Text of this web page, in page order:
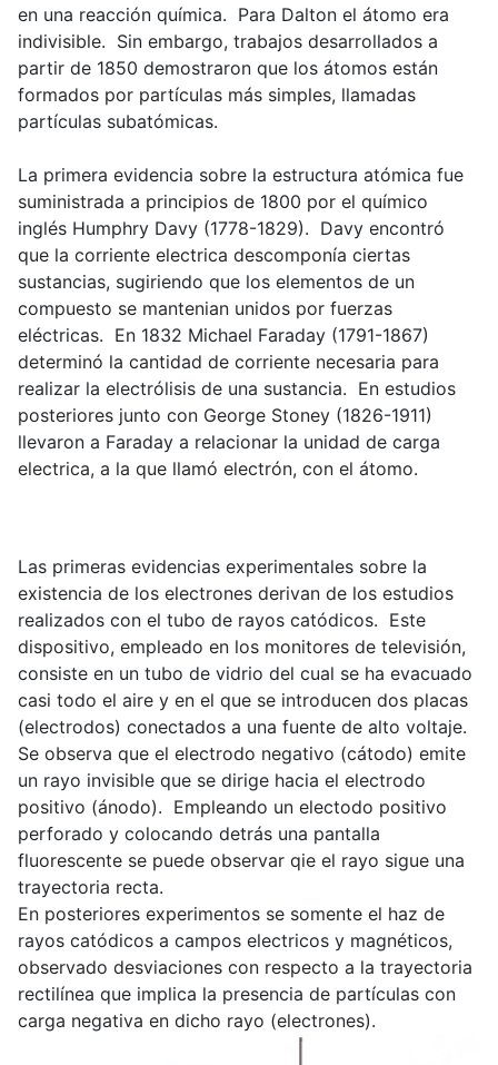
en una reacción química. Para Dalton el átomo era
indivisible. Sin embargo, trabajos desarrollados a
partir de 1850 demostraron que los átomos están
formados por partículas más simples, llamadas
partículas subatómicas.
La primera evidencia sobre la estructura atómica fue
suministrada a principios de 1800 por el químico
inglés Humphry Davy (1778-1829). Davy encontró
que la corriente electrica descomponía ciertas
sustancias, sugiriendo que los elementos de un
compuesto se mantenian unidos por fuerzas
eléctricas. En 1832 Michael Faraday (1791-1867)
determinó la cantidad de corriente necesaria para
realizar la electrólisis de una sustancia. En estudios
posteriores junto con George Stoney (1826-1911)
llevaron a Faraday a relacionar la unidad de carga
electrica, a la que llamó electrón, con el átomo.
Las primeras evidencias experimentales sobre la
existencia de los electrones derivan de los estudios
realizados con el tubo de rayos catódicos. Este
dispositivo, empleado en los monitores de televisión,
consiste en un tubo de vidrio del cual se ha evacuado
casi todo el aire y en el que se introducen dos placas
(electrodos) conectados a una fuente de alto voltaje.
Se observa que el electrodo negativo (cátodo) emite
un rayo invisible que se dirige hacia el electrodo
positivo (ánodo). Empleando un electodo positivo
perforado y colocando detrás una pantalla
fluorescente se puede observar qie el rayo sigue una
trayectoria recta.
En posteriores experimentos se somente el haz de
rayos catódicos a campos electricos y magnéticos,
observado desviaciones con respecto a la trayectoria
rectilínea que implica la presencia de partículas con
carga negativa en dicho rayo (electrones).